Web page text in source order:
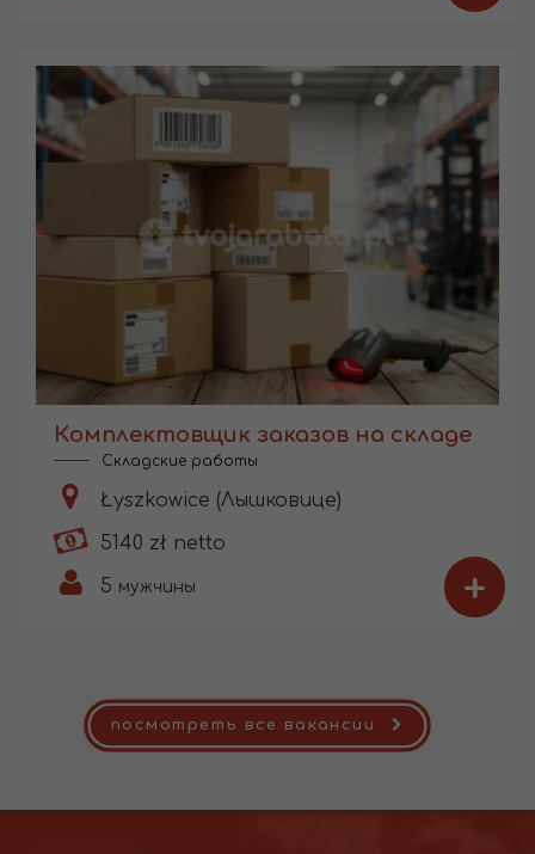
Комплектовщик заказов на складе
Складские работы
Łyszkowice (Лышковице)
5140 zł netto
5 мужчины +
посмотреть все вакансии